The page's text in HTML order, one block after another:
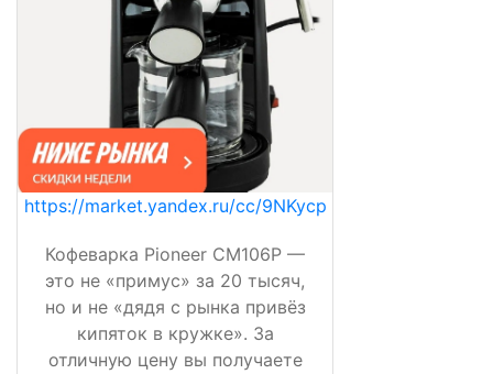
https://market.yandex.ru/cc/9NKycp
Кофеварка Pioneer CM106P —
это не «примус» за 20 тысяч,
но и не «дядя с рынка привёз
кипяток в кружке». За
отличную цену вы получаете